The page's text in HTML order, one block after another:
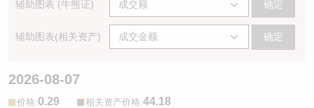
辅助图表 (牛熊证) 确定
辅助图表(相关资产) 确定
2026-08-07
价格:0.29 相关资产价格:44.18